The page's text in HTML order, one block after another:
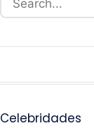
Celebridades